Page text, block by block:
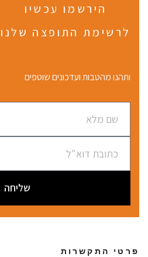
הירשמו עכשיו
לרשימת התופצה שלנו
ותהנו מהטבות ועדכונים שוטפים
שליחה
פרטי התקשרות